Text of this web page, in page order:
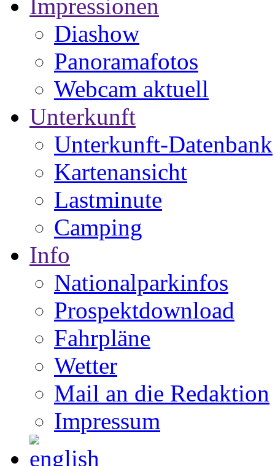
Impressionen
Diashow
Panoramafotos
Webcam aktuell
Unterkunft
Unterkunft-Datenbank
Kartenansicht
Lastminute
Camping
Info
Nationalparkinfos
Prospektdownload
Fahrpläne
Wetter
Mail an die Redaktion
Impressum